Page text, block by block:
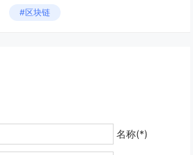
#区块链
名称(*)